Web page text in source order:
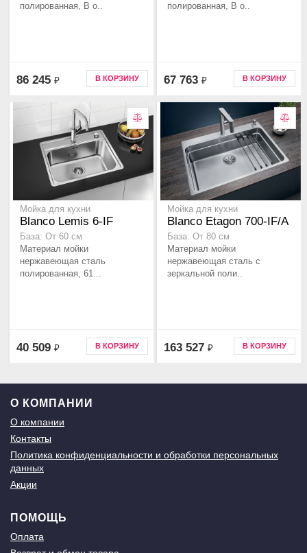
полированная, В о..
86 245 ₽ В КОРЗИНУ
полированная, В о..
67 763 ₽ В КОРЗИНУ
Мойка для кухни
Blanco Lemis 6-IF
База: От 60 см
Материал мойки
нержавеющая сталь
полированная, 61...
40 509 ₽ В КОРЗИНУ
Мойка для кухни
Blanco Etagon 700-IF/A
База: От 80 см
Материал мойки
нержавеющая сталь с
зеркальной поли..
163 527 ₽ В КОРЗИНУ
О КОМПАНИИ
О компании
Контакты
Политика конфиденциальности и обработки персональных
данных
Акции
ПОМОЩЬ
Оплата